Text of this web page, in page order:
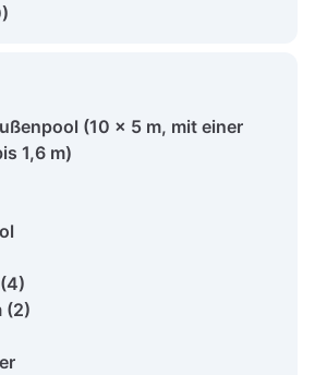
(10 x 5 m, mit einer
1,6 m)
(2)